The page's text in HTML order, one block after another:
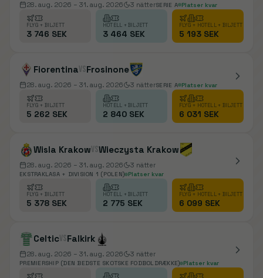
28. aug. 2026 – 31. aug. 2026 3 nätterSERIE A Platser kvar
FLYG + BILJETT
3 746 SEK
HOTELL + BILJETT
3 464 SEK
FLYG + HOTELL + BILJETT
5 193 SEK
FiorentinavsFrosinone
28. aug. 2026 – 31. aug. 2026 3 nätterSERIE A Platser kvar
FLYG + BILJETT
5 262 SEK
HOTELL + BILJETT
2 840 SEK
FLYG + HOTELL + BILJETT
6 031 SEK
Wisla KrakowvsWieczysta Krakow
28. aug. 2026 – 31. aug. 2026 3 nätter
EKSTRAKLASA + DIVISION 1 (POLEN) Platser kvar
FLYG + BILJETT
5 378 SEK
HOTELL + BILJETT
2 775 SEK
FLYG + HOTELL + BILJETT
6 099 SEK
CelticvsFalkirk
28. aug. 2026 – 31. aug. 2026 3 nätter
PREMIERSHIP (DEN BEDSTE SKOTSKE FODBOLDRÆKKE) Platser kvar